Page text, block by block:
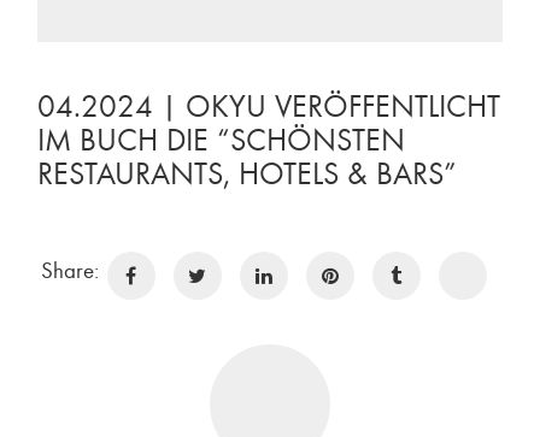
04.2024 | OKYU VERÖFFENTLICHT
IM BUCH DIE “SCHÖNSTEN
RESTAURANTS, HOTELS & BARS”
Share: